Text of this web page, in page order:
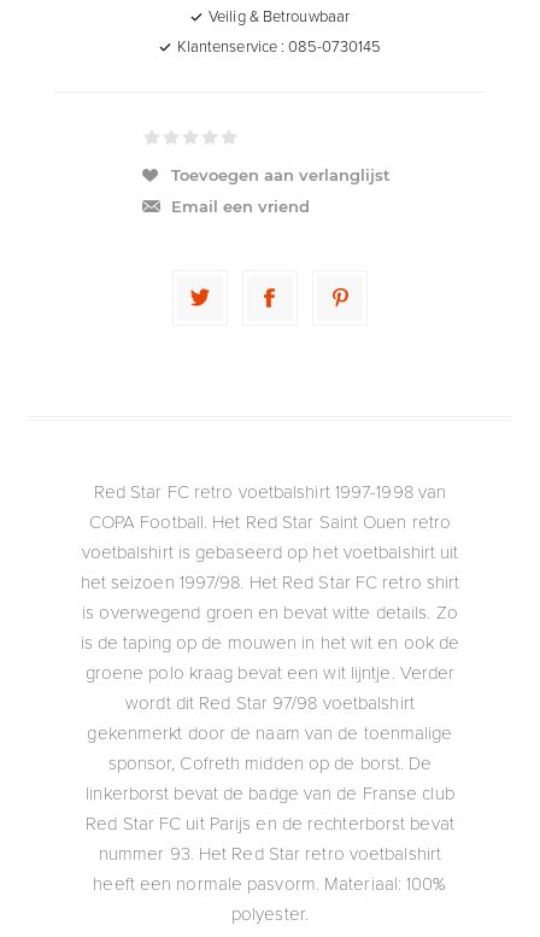
Veilig & Betrouwbaar
Klantenservice : 085-0730145
Toevoegen aan verlanglijst
Email een vriend
Red Star FC retro voetbalshirt 1997-1998 van
COPA Football. Het Red Star Saint Ouen retro
voetbalshirt is gebaseerd op het voetbalshirt uit
het seizoen 1997/98. Het Red Star FC retro shirt
is overwegend groen en bevat witte details. Zo
is de taping op de mouwen in het wit en ook de
groene polo kraag bevat een wit lijntje. Verder
wordt dit Red Star 97/98 voetbalshirt
gekenmerkt door de naam van de toenmalige
sponsor, Cofreth midden op de borst. De
linkerborst bevat de badge van de Franse club
Red Star FC uit Parijs en de rechterborst bevat
nummer 93. Het Red Star retro voetbalshirt
heeft een normale pasvorm. Materiaal: 100%
polyester.